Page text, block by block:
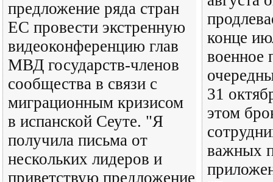
предложение ряда стран
ЕС провести экстренную
видеоконференцию глав
МВД государств-членов
сообщества в связи с
миграционным кризисом
в испанской Сеуте. "Я
получила письма от
нескольких лидеров и
приветствую предложение
конце
военное
31
этом
важных